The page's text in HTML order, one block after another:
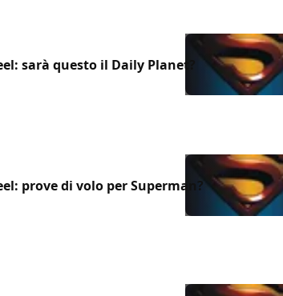
sarà questo il Daily Planet?
prove di volo per Superman?